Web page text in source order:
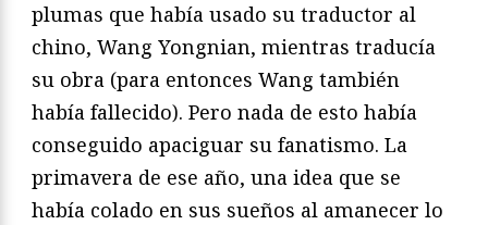
plumas que había usado su traductor al
chino, Wang Yongnian, mientras traducía
su obra (para entonces Wang también
había fallecido). Pero nada de esto había
conseguido apaciguar su fanatismo. La
primavera de ese año, una idea que se
había colado en sus sueños al amanecer lo